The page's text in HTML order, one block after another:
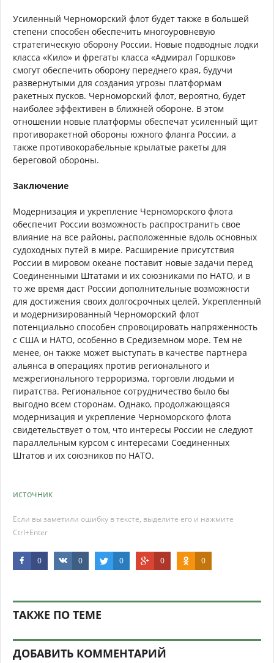
Усиленный Черноморский флот будет также в большей
степени способен обеспечить многоуровневую
стратегическую оборону России. Новые подводные лодки
класса «Кило» и фрегаты класса «Адмирал Горшков»
смогут обеспечить оборону переднего края, будучи
развернутыми для создания угрозы платформам
ракетных пусков. Черноморский флот, вероятно, будет
наиболее эффективен в ближней обороне. В этом
отношении новые платформы обеспечат усиленный щит
противоракетной обороны южного фланга России, а
также противокорабельные крылатые ракеты для
береговой обороны.
Заключение
Модернизация и укрепление Черноморского флота
обеспечит России возможность распространить свое
влияние на все районы, расположенные вдоль основных
судоходных путей в мире. Расширение присутствия
России в мировом океане поставит новые задачи перед
Соединенными Штатами и их союзниками по НАТО, и в
то же время даст России дополнительные возможности
для достижения своих долгосрочных целей. Укрепленный
и модернизированный Черноморский флот
потенциально способен спровоцировать напряженность
с США и НАТО, особенно в Средиземном море. Тем не
менее, он также может выступать в качестве партнера
альянса в операциях против регионального и
межрегионального терроризма, торговли людьми и
пиратства. Региональное сотрудничество было бы
выгодно всем сторонам. Однако, продолжающаяся
модернизация и укрепление Черноморского флота
свидетельствует о том, что интересы России не следуют
параллельным курсом с интересами Соединенных
Штатов и их союзников по НАТО.
источник
Если вы заметили ошибку в тексте, выделите его и нажмите
Ctrl+Enter
0 0 0 0 0
ТАКЖЕ ПО ТЕМЕ
ДОБАВИТЬ КОММЕНТАРИЙ